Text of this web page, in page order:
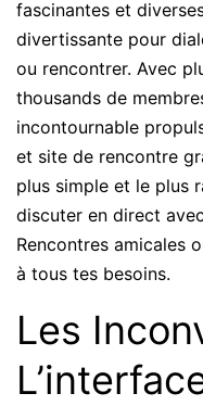
fascinantes et
divertissante pour
ou rencontrer. Avec
thousands de
incontournable
et site de rencontre
plus simple et le plus
discuter en direct
Rencontres amicales
à tous tes besoins.
Les